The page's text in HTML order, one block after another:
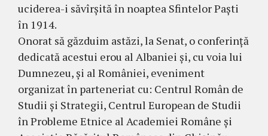
uciderea-i săvîrșită în noaptea Sfintelor Paști
în 1914.
Onorat să găzduim astăzi, la Senat, o conferință
dedicată acestui erou al Albaniei și, cu voia lui
Dumnezeu, și al României, eveniment
organizat în parteneriat cu: Centrul Român de
Studii și Strategii, Centrul European de Studii
în Probleme Etnice al Academiei Române și